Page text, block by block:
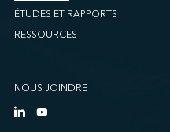
ÉTUDES ET RAPPORTS
RESSOURCES
NOUS JOINDRE